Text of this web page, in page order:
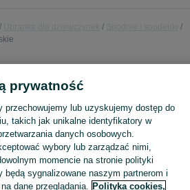
dzwony dla dziewczynki,strój Zobacz
prywatność
przechowujemy lub uzyskujemy dostęp do
takich jak unikalne identyfikatory w
danych osobowych.
wybory lub zarządzać nimi,
momencie na stronie polityki
będą sygnalizowane naszym partnerom i
dane przeglądania. Polityka cookies,